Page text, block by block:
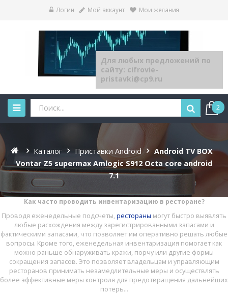
Логин Мой аккаунт Мои желания
2
Каталог Приставки Android
Android TV BOX
Vontar Z5 supermax Amlogic S912 Octa core android
7.1
Как часто проводить инвентаризацию в ресторане?
Проводя еженедельные подсчеты, рестораны могут быстро выявлять
любые расхождения между зарегистрированными запасами и
фактическими запасами, что позволяет им оперативно решать любые
вопросы. Кроме того, еженедельная инвентаризация помогает как
можно раньше обнаруживать кражи, порчу или другие формы
сокращения запасов. Это позволяет владельцам и управляющим
ресторанов принимать незамедлительные меры и осуществлять
более эффективные меры контроля для предотвращения дальнейших
потерь...
Для любых предложений по
сайту: cifrovie-
pristavki@cp9.ru